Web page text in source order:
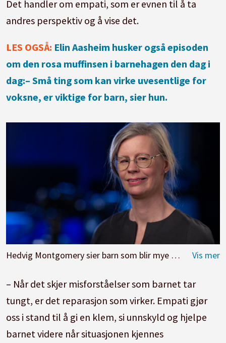
Det handler om empati, som er evnen til å ta
andres perspektiv og å vise det.
LES OGSÅ: Elin Aasheim husker også episoden
om den rosa muffinsen i barnehagen den dag i
dag:– Små ting som kan virke uvesentlige for
voksne, er viktige for barn, sier hun.
Hedvig Montgomery sier barn som blir mye krenket, ikke utvikler evnen til å sette grenser for seg selv, og det betyr at de blir mer sårbare senere.
– Når det skjer misforståelser som barnet tar
tungt, er det reparasjon som virker. Empati gjør
oss i stand til å gi en klem, si unnskyld og hjelpe
barnet videre når situasjonen kjennes